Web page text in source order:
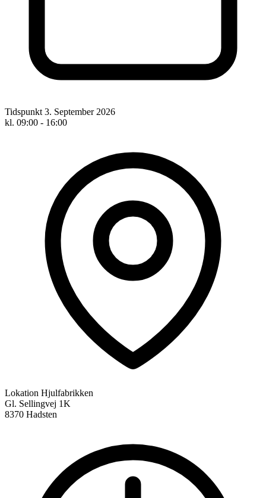
Tidspunkt 3. September 2026
kl. 09:00 - 16:00
Lokation Hjulfabrikken
Gl. Sellingvej 1K
8370 Hadsten